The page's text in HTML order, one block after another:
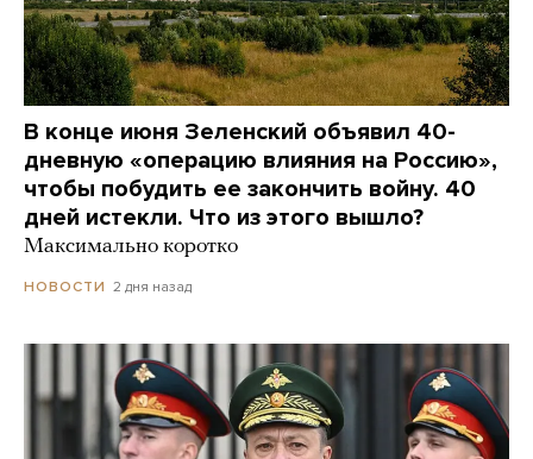
В конце июня Зеленский объявил 40-
дневную «операцию влияния на Россию»,
чтобы побудить ее закончить войну. 40
дней истекли. Что из этого вышло?
Максимально коротко
НОВОСТИ 2 дня назад